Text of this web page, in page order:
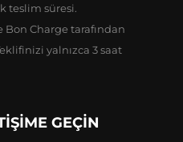
teslim süresi.
Charge tarafından
yalnızca 3 saat
GEÇİN